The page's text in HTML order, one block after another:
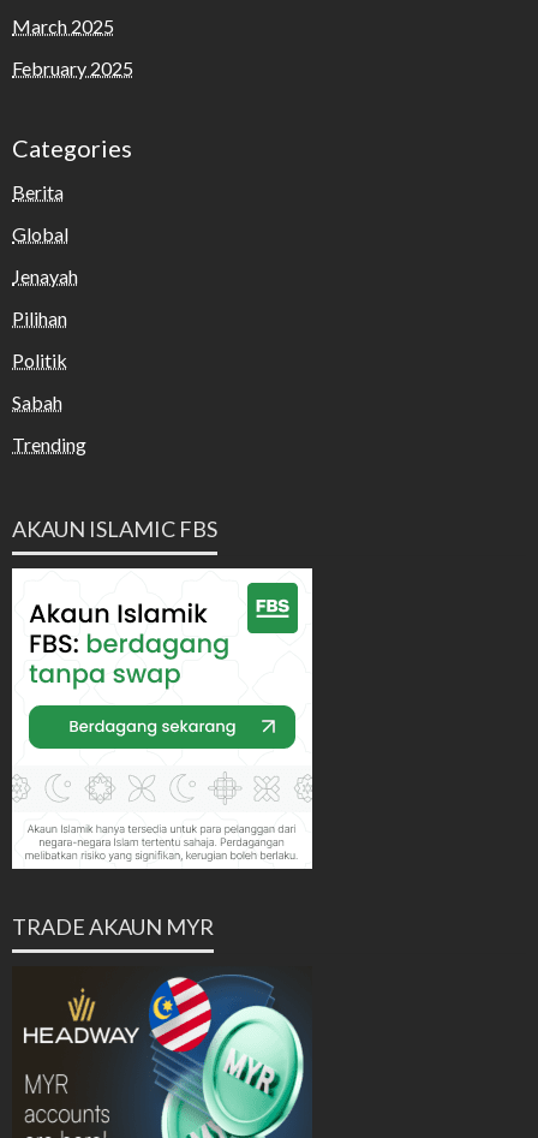
March 2025
February 2025
Categories
Berita
Global
Jenayah
Pilihan
Politik
Sabah
Trending
AKAUN ISLAMIC FBS
TRADE AKAUN MYR